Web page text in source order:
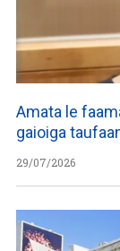
Amata le
gaioiga
29/07/2026